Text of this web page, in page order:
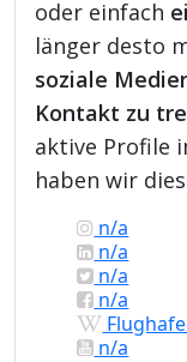
oder einfach
länger desto
soziale
Kontakt zu
aktive Profile
haben wir
n/a
n/a
n/a
n/a
n/a